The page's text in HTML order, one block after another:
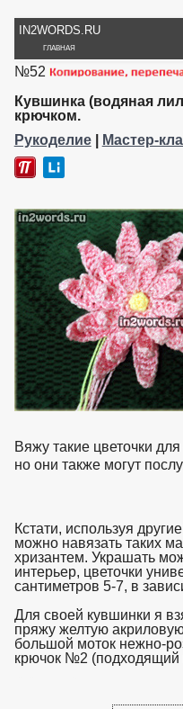
IN2WORDS.RU
ГЛАВНАЯ
РУКОДЕЛИЕ
ИГРЫ
№52
Кувшинка (водяная
крючком.
Рукоделие| Мастер-
Вяжу такие цветочки
но они также могут
Кстати, используя
можно навязать таких
хризантем. Украшать
интерьер, цветочки
сантиметров 5-7, в
Для своей кувшинки я
пряжу желтую
большой моток нежно-
крючок №2 (подходящий